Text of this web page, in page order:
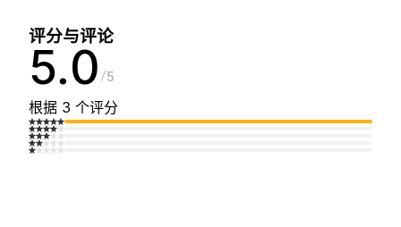
评分与评论
5.0 5
根据 3 个评分